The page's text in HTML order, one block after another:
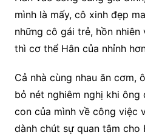
mình là mấy, cô xinh đẹp
những cô gái trẻ, hồn
thì cơ thể Hân của nhỉnh
Cả nhà cùng nhau ăn cơm,
bỏ nét nghiêm nghị khi ông
con của mình về công việc
dành chút sự quan tâm cho